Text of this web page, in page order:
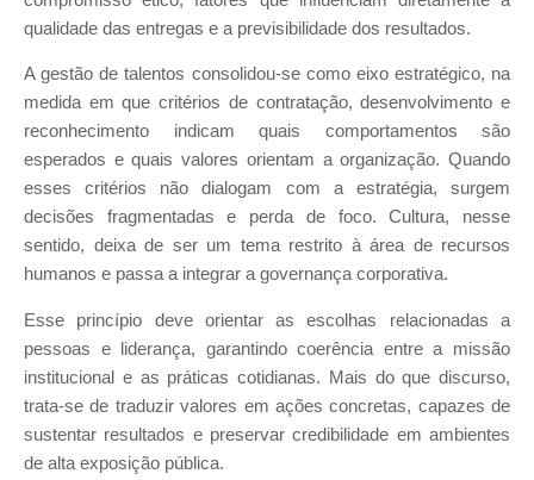
qualidade das entregas e a previsibilidade dos resultados.
A gestão de talentos consolidou-se como eixo estratégico, na
medida em que critérios de contratação, desenvolvimento e
reconhecimento indicam quais comportamentos são
esperados e quais valores orientam a organização. Quando
esses critérios não dialogam com a estratégia, surgem
decisões fragmentadas e perda de foco. Cultura, nesse
sentido, deixa de ser um tema restrito à área de recursos
humanos e passa a integrar a governança corporativa.
Esse princípio deve orientar as escolhas relacionadas a
pessoas e liderança, garantindo coerência entre a missão
institucional e as práticas cotidianas. Mais do que discurso,
trata-se de traduzir valores em ações concretas, capazes de
sustentar resultados e preservar credibilidade em ambientes
de alta exposição pública.